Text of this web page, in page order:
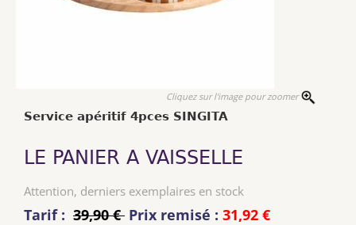
Cliquez sur l'image pour zoomer
Service apéritif 4pces SINGITA
LE PANIER A VAISSELLE
Attention, derniers exemplaires en stock
Tarif : 39,90 € Prix remisé : 31,92 €